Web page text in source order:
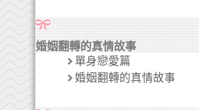
婚姻翻轉的真情故事
單身戀愛篇
婚姻翻轉的真情故事